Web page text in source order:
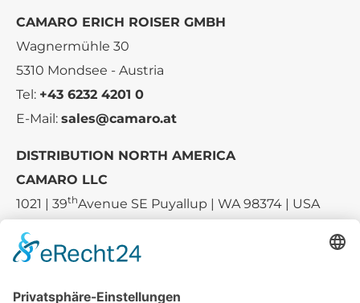
CAMARO ERICH ROISER GMBH
Wagnermühle 30
5310 Mondsee - Austria
Tel: +43 6232 4201 0
E-Mail: sales@camaro.at
DISTRIBUTION NORTH AMERICA
CAMARO LLC
1021 | 39thAvenue SE Puyallup | WA 98374 | USA
Tel.:+1 253-867-57 35